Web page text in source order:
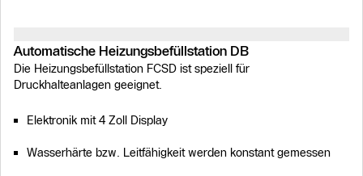
Automatische Heizungsbefüllstation DB
Die Heizungsbefüllstation FCSD ist speziell für
Druckhalteanlagen geeignet.
Elektronik mit 4 Zoll Display
Wasserhärte bzw. Leitfähigkeit werden konstant gemessen